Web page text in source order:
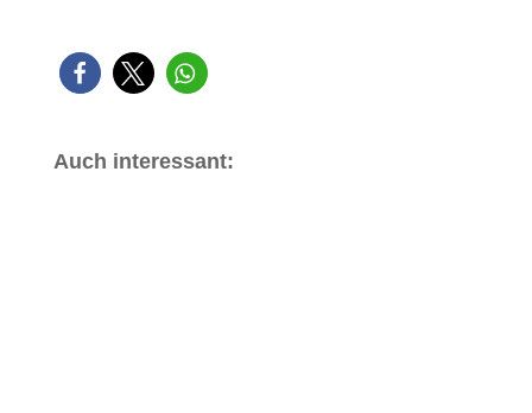
Auch interessant: